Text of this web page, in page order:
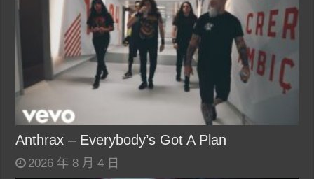
Anthrax – Everybody’s Got A Plan
2026 年 8 月 4 日